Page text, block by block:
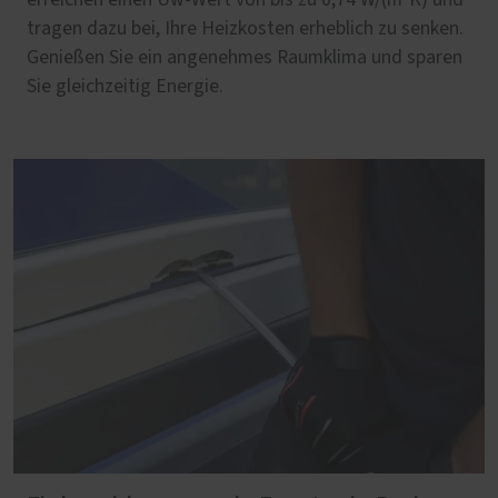
tragen dazu bei, Ihre Heizkosten erheblich zu senken.
Genießen Sie ein angenehmes Raumklima und sparen
Sie gleichzeitig Energie.